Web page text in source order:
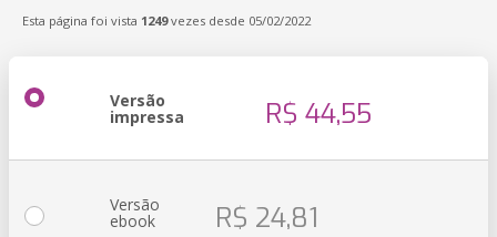
Esta página foi vista 1249vezes desde 05/02/2022
Versão
impressa R$ 44,55
Versão
ebook R$ 24,81